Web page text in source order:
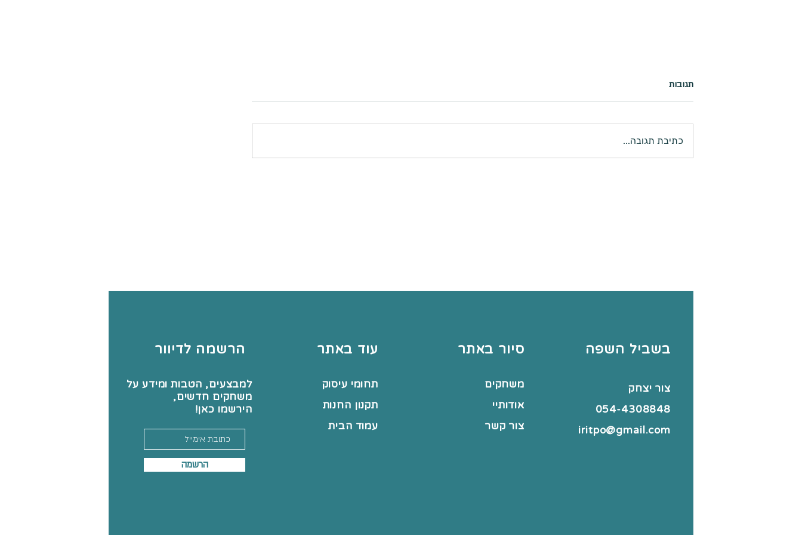
תגובות
כתיבת תגובה...
הרשמה לדיוור
למבצעים, הטבות ומידע על
משחקים חדשים,
הירשמו כאן!
הרשמה
עוד באתר
תחומי עיסוק
תקנון החנות
עמוד הבית
סיור באתר
משחקים
אודותיי
צור קשר
בשביל השפה
צור יצחק
054-4308848
iritpo@gmail.com